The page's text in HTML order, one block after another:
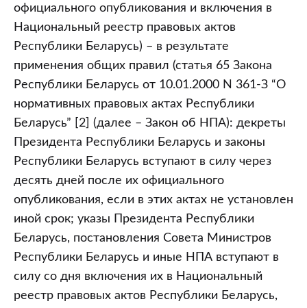
официального опубликования и включения в
Национальный реестр правовых актов
Республики Беларусь) – в результате
применения общих правил (статья 65 Закона
Республики Беларусь от 10.01.2000 N 361-З “О
нормативных правовых актах Республики
Беларусь” [2] (далее – Закон об НПА): декреты
Президента Республики Беларусь и законы
Республики Беларусь вступают в силу через
десять дней после их официального
опубликования, если в этих актах не установлен
иной срок; указы Президента Республики
Беларусь, постановления Совета Министров
Республики Беларусь и иные НПА вступают в
силу со дня включения их в Национальный
реестр правовых актов Республики Беларусь,